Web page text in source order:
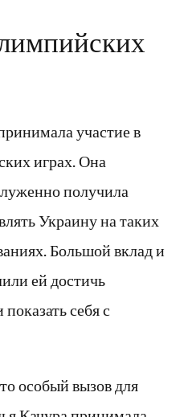
участие в
играх. Она
получила
Украину на таких
Большой вклад и
ей достичь
себя с
особый вызов для